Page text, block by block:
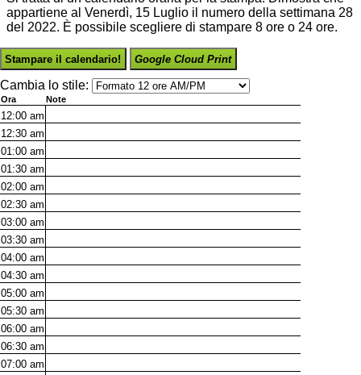
appartiene al Venerdì, 15 Luglio il numero della settimana 28
del 2022. È possibile scegliere di stampare 8 ore o 24 ore.
Stampare il calendario! Google Cloud Print
Cambia lo stile:
Ora Note
12:00 am
12:30 am
01:00 am
01:30 am
02:00 am
02:30 am
03:00 am
03:30 am
04:00 am
04:30 am
05:00 am
05:30 am
06:00 am
06:30 am
07:00 am